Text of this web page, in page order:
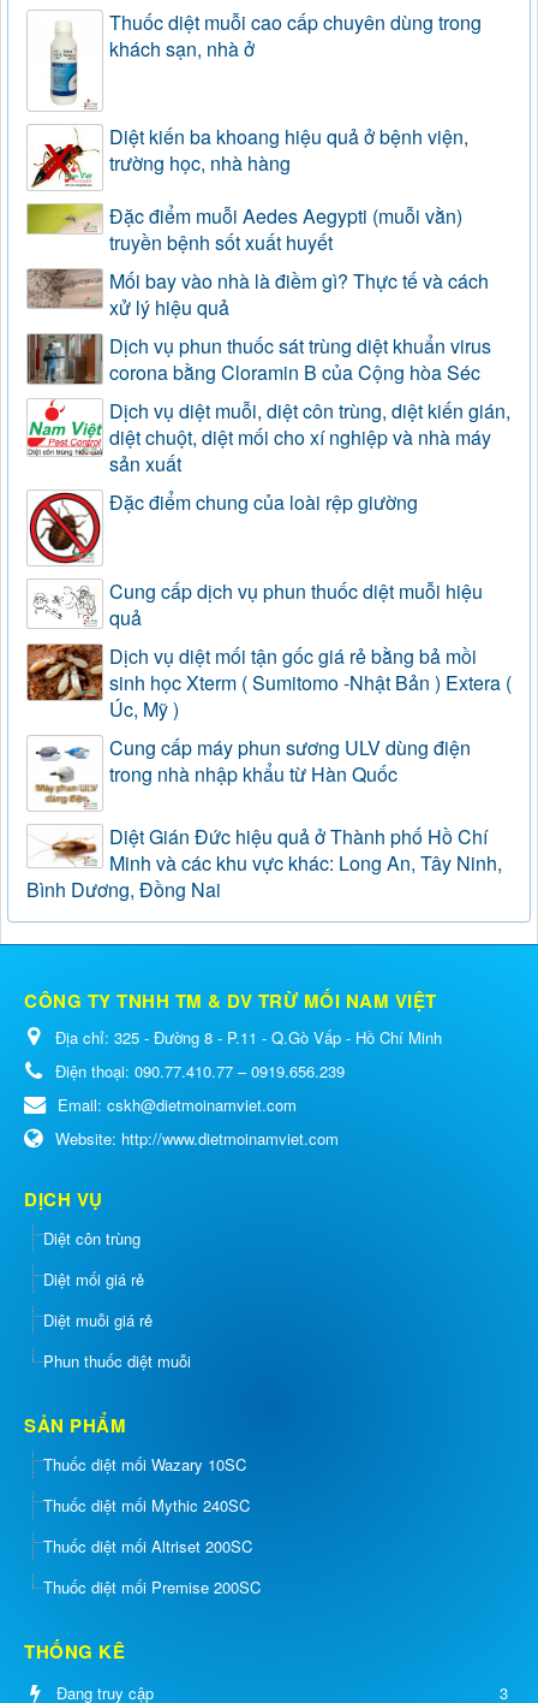
Thuốc diệt muỗi cao cấp chuyên dùng trong
khách sạn, nhà ở
Diệt kiến ba khoang hiệu quả ở bệnh viện,
trường học, nhà hàng
Đặc điểm muỗi Aedes Aegypti (muỗi vằn)
truyền bệnh sốt xuất huyết
Mối bay vào nhà là điềm gì? Thực tế và cách
xử lý hiệu quả
Dịch vụ phun thuốc sát trùng diệt khuẩn virus
corona bằng Cloramin B của Cộng hòa Séc
Dịch vụ diệt muỗi, diệt côn trùng, diệt kiến gián,
diệt chuột, diệt mối cho xí nghiệp và nhà máy
sản xuất
Đặc điểm chung của loài rệp giường
Cung cấp dịch vụ phun thuốc diệt muỗi hiệu
quả
Dịch vụ diệt mối tận gốc giá rẻ bằng bả mồi
sinh học Xterm ( Sumitomo -Nhật Bản ) Extera (
Úc, Mỹ )
Cung cấp máy phun sương ULV dùng điện
trong nhà nhập khẩu từ Hàn Quốc
Diệt Gián Đức hiệu quả ở Thành phố Hồ Chí
Minh và các khu vực khác: Long An, Tây Ninh,
Bình Dương, Đồng Nai
CÔNG TY TNHH TM & DV TRỪ MỐI NAM VIỆT
Địa chỉ: 325 - Đường 8 - P.11 - Q.Gò Vấp - Hồ Chí Minh
Điện thoại: 090.77.410.77 – 0919.656.239
Email: cskh@dietmoinamviet.com
Website: http://www.dietmoinamviet.com
DỊCH VỤ
Diệt côn trùng
Diệt mối giá rẻ
Diệt muỗi giá rẻ
Phun thuốc diệt muỗi
SẢN PHẨM
Thuốc diệt mối Wazary 10SC
Thuốc diệt mối Mythic 240SC
Thuốc diệt mối Altriset 200SC
Thuốc diệt mối Premise 200SC
THỐNG KÊ
Đang truy cập 3